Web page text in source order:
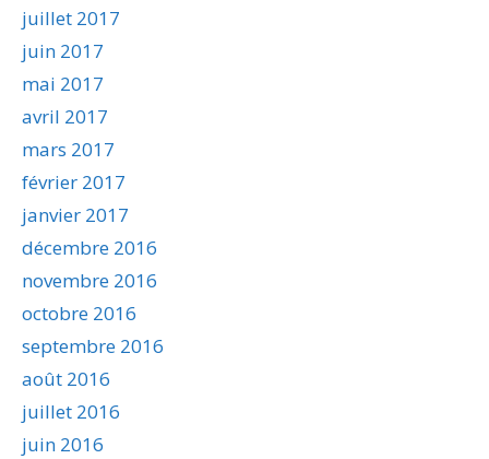
juillet 2017
juin 2017
mai 2017
avril 2017
mars 2017
février 2017
janvier 2017
décembre 2016
novembre 2016
octobre 2016
septembre 2016
août 2016
juillet 2016
juin 2016